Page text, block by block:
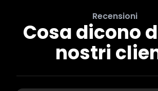
Recensioni
Cosa dicono
nostri